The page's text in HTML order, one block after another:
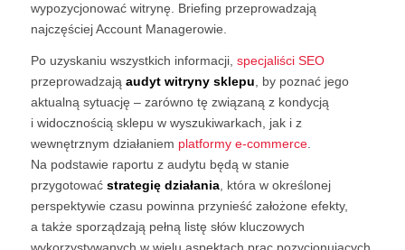
wypozycjonować witrynę. Briefing przeprowadzają
najczęściej Account Managerowie.
Po uzyskaniu wszystkich informacji, specjaliści SEO
przeprowadzają audyt witryny sklepu , by poznać jego
aktualną sytuację – zarówno tę związaną z kondycją
i widocznością sklepu w wyszukiwarkach, jak i z
wewnętrznym działaniem platformy e-commerce.
Na podstawie raportu z audytu będą w stanie
przygotować strategię działania, która w określonej
perspektywie czasu powinna przynieść założone efekty,
a także sporządzają pełną listę słów kluczowych